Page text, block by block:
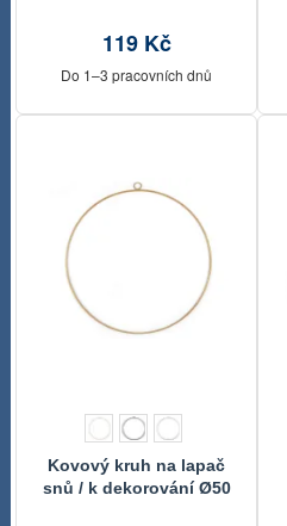
119 Kč
Do 1–3 pracovních dnů
Kovový kruh na lapač
snů / k dekorování Ø50